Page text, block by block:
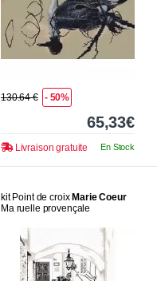
130.64 € - 50%
65,33€
Livraison gratuite En Stock
kit Point de croix Marie Coeur
Ma ruelle provençale